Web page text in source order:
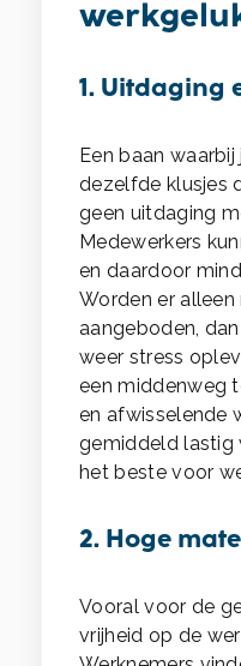
1. Uitdaging
Een baan
dezelfde klusjes
geen uitdaging
Medewerkers
en daardoor
Worden er
aangeboden,
weer stress
een middenweg
en afwisselende
gemiddeld lastig
het beste voor
2. Hoge
Vooral voor de
vrijheid op de